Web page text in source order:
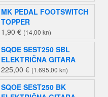
MK PEDAL FOOTSWITCH
TOPPER
1,90 € (14,00 kn)
SQOE SEST250 SBL
ELEKTRIČNA GITARA
225,00 € (1.695,00 kn)
SQOE SEST250 BK